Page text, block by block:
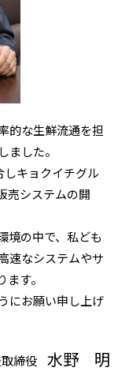
的な生鮮流通を担
ました。
キョクイチグル
売システムの開
境の中で、私ども
速なシステムやサ
す。
にお願い申し上げ
締役 水野 明